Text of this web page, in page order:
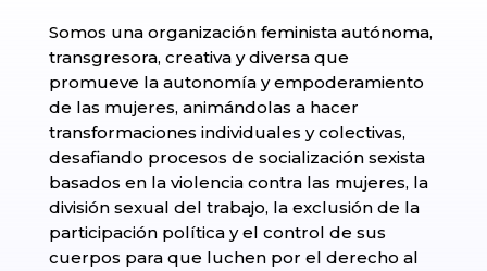
Somos una organización feminista autónoma,
transgresora, creativa y diversa que
promueve la autonomía y empoderamiento
de las mujeres, animándolas a hacer
transformaciones individuales y colectivas,
desafiando procesos de socialización sexista
basados en la violencia contra las mujeres, la
división sexual del trabajo, la exclusión de la
participación política y el control de sus
cuerpos para que luchen por el derecho al